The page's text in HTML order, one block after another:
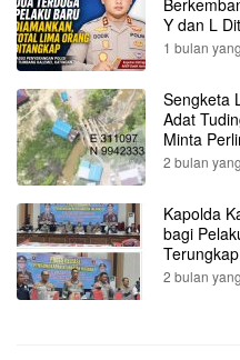
Y dan L
1 bulan
Sengketa
Adat
Minta
2 bulan
Kapolda
bagi
Dibekuk
2 bulan